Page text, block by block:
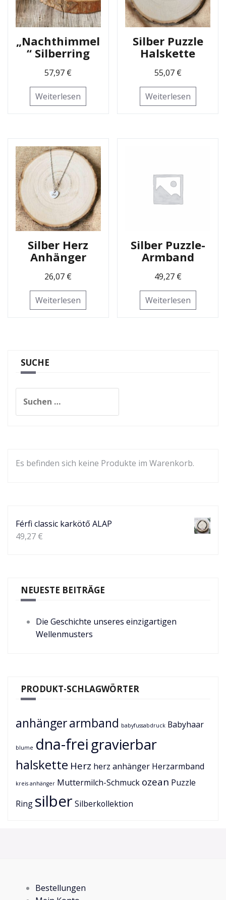
„Nachthimmel
“ Silberring
57,97 €
Weiterlesen
Silber Puzzle
Halskette
55,07 €
Weiterlesen
Silber Herz
Anhänger
26,07 €
Weiterlesen
Silber Puzzle-
Armband
49,27 €
Weiterlesen
SUCHE
nach:
Es befinden sich keine Produkte im Warenkorb.
Férfi classic karkötő ALAP
49,27 €
NEUESTE BEITRÄGE
Die Geschichte unseres einzigartigen
Wellenmusters
PRODUKT-SCHLAGWÖRTER
anhängerarmband babyfussabdruck Babyhaar
blume dna-frei gravierbar
halskette Herz herz anhänger Herzarmband
kreis anhänger Muttermilch-Schmuck ozean Puzzle
Ring silber Silberkollektion
Bestellungen